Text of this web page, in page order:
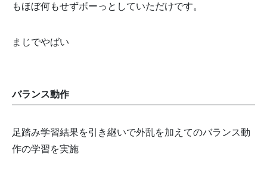
もほぼ何もせずボーっとしていただけです。
まじでやばい
バランス動作
足踏み学習結果を引き継いで外乱を加えてのバランス動
作の学習を実施